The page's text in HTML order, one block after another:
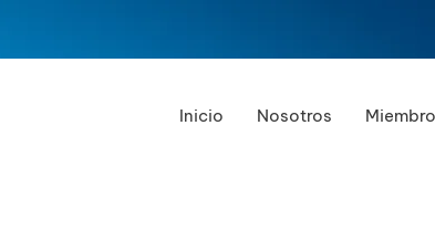
Inicio Nosotros